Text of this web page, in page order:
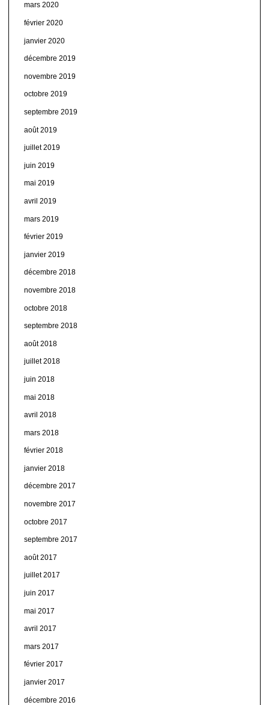
mars 2020
février 2020
janvier 2020
décembre 2019
novembre 2019
octobre 2019
septembre 2019
août 2019
juillet 2019
juin 2019
mai 2019
avril 2019
mars 2019
février 2019
janvier 2019
décembre 2018
novembre 2018
octobre 2018
septembre 2018
août 2018
juillet 2018
juin 2018
mai 2018
avril 2018
mars 2018
février 2018
janvier 2018
décembre 2017
novembre 2017
octobre 2017
septembre 2017
août 2017
juillet 2017
juin 2017
mai 2017
avril 2017
mars 2017
février 2017
janvier 2017
décembre 2016